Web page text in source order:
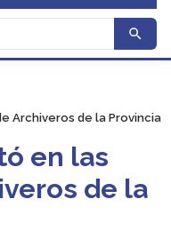
Archiveros de la Provincia
en las
de la